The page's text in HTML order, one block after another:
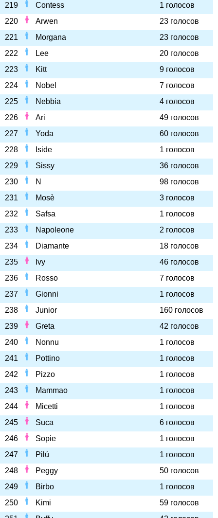
219
Contess
1 голосов
220
Arwen
23 голосов
221
Morgana
23 голосов
222
Lee
20 голосов
223
Kitt
9 голосов
224
Nobel
7 голосов
225
Nebbia
4 голосов
226
Ari
49 голосов
227
Yoda
60 голосов
228
Iside
1 голосов
229
Sissy
36 голосов
230
N
98 голосов
231
Mosè
3 голосов
232
Safsa
1 голосов
233
Napoleone
2 голосов
234
Diamante
18 голосов
235
Ivy
46 голосов
236
Rosso
7 голосов
237
Gionni
1 голосов
238
Junior
160 голосов
239
Greta
42 голосов
240
Nonnu
1 голосов
241
Pottino
1 голосов
242
Pizzo
1 голосов
243
Mammao
1 голосов
244
Micetti
1 голосов
245
Suca
6 голосов
246
Sopie
1 голосов
247
Pilú
1 голосов
248
Peggy
50 голосов
249
Birbo
1 голосов
250
Kimi
59 голосов